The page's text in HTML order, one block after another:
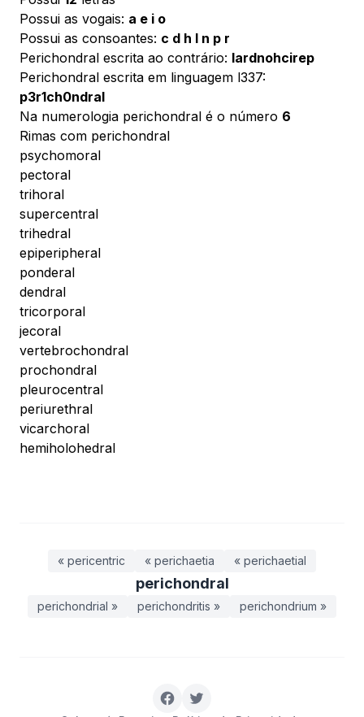
Possui as vogais: a e i o
Possui as consoantes: c d h l n p r
Perichondral escrita ao contrário: lardnohcirep
Perichondral escrita em linguagem l337:
p3r1ch0ndral
Na numerologia perichondral é o número 6
Rimas com perichondral
psychomoral
pectoral
trihoral
supercentral
trihedral
epiperipheral
ponderal
dendral
tricorporal
jecoral
vertebrochondral
prochondral
pleurocentral
periurethral
vicarchoral
hemiholohedral
« pericentric « perichaetia « perichaetial
perichondral
perichondrial » perichondritis » perichondrium »